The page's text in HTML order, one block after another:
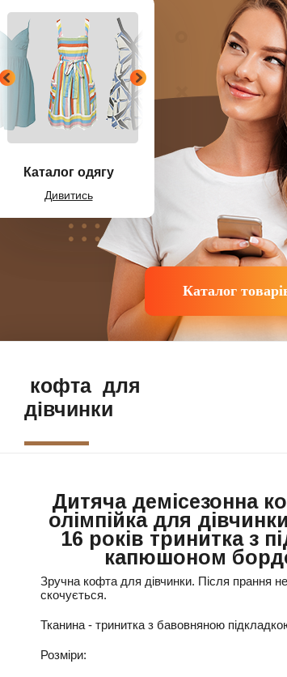
Каталог одягу
Дивитись
Каталог
кофта для
дівчинки
Дитяча демісезонна
олімпійка для
16 років тринитка з
капюшоном
Зручна кофта для дівчинки. Після прання
скочується.
Тканина - тринитка з бавовняною
Розміри: